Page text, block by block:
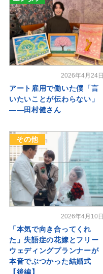
2026年4月24日
アート雇用で働いた僕「言
いたいことが伝わらない」
――田村健さん
その他
2026年4月10日
「本気で向き合ってくれ
た」失語症の花嫁とフリー
ウェディングプランナーが
本音でぶつかった結婚式
【後編】